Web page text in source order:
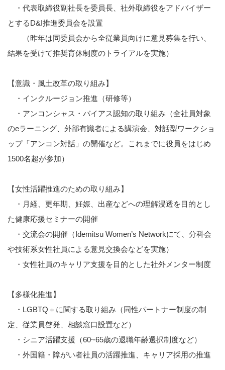
・代表取締役副社長を委員長、社外取締役をアドバイザー
とするD&I推進委員会を設置
（昨年は同委員会から全従業員向けに意見募集を行い、
結果を受けて推奨育休制度のトライアルを実施）
【意識・風土改革の取り組み】
・インクルージョン推進（研修等）
・アンコンシャス・バイアス認知の取り組み（全社員対象
のeラーニング、外部有識者による講演会、対話型ワークショ
ップ「アンコン対話」の開催など。これまでに役員をはじめ
1500名超が参加）
【女性活躍推進のための取り組み】
・月経、更年期、妊娠、出産などへの理解浸透を目的とし
た健康応援セミナーの開催
・交流会の開催（Idemitsu Women’s Networkにて、分科会
や技術系女性社員による意見交換会などを実施）
・女性社員のキャリア支援を目的とした社外メンター制度
【多様化推進】
・LGBTQ＋に関する取り組み（同性パートナー制度の制
定、従業員啓発、相談窓口設置など）
・シニア活躍支援（60~65歳の退職年齢選択制度など）
・外国籍・障がい者社員の活躍推進、キャリア採用の推進